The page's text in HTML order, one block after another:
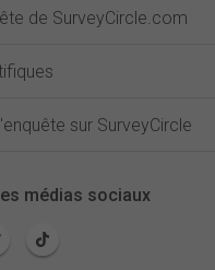
de SurveyCircle.com
sur SurveyCircle
médias sociaux